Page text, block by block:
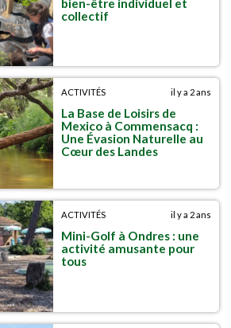
collectif
ACTIVITÉS il y a 2 ans
La Base de Loisirs de
Mexico à Commensacq :
Une Évasion Naturelle au
Cœur des Landes
ACTIVITÉS il y a 2 ans
Mini-Golf à Ondres : une
activité amusante pour
tous